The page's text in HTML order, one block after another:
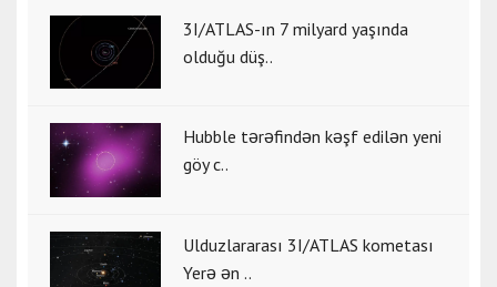
3I/ATLAS-ın 7 milyard yaşında
olduğu düş..
Hubble tərəfindən kəşf edilən yeni
göy c..
Ulduzlararası 3I/ATLAS kometası
Yerə ən ..